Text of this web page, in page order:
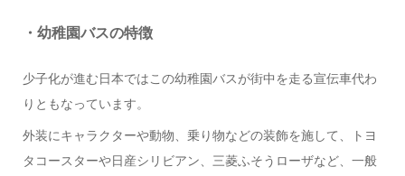
・幼稚園バスの特徴
少子化が進む日本ではこの幼稚園バスが街中を走る宣伝車代わ
りともなっています。
外装にキャラクターや動物、乗り物などの装飾を施して、トヨ
タコースターや日産シリビアン、三菱ふそうローザなど、一般